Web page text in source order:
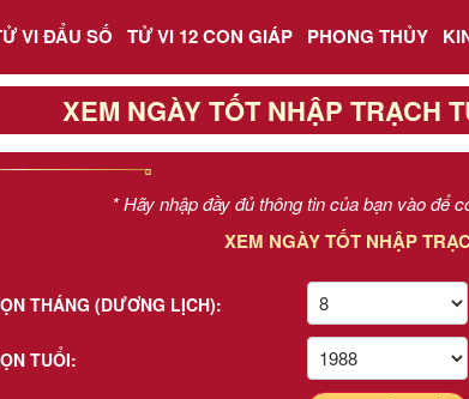
VI ĐẨU SỐ TỬ VI 12 CON GIÁP PHONG THỦY
XEM NGÀY TỐT NHẬP TRẠCH
* Hãy nhập đầy đủ thông tin của bạn vào để
XEM NGÀY TỐT NHẬP
THÁNG (DƯƠNG LỊCH):
TUỔI: